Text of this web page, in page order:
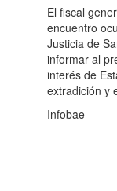
El fiscal
encuentro
Justicia de
informar al
interés de
extradición y
Infobae